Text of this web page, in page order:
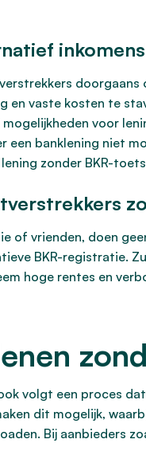
en vaste kosten te
voor
een banklening niet
zonder BKR-
of vrienden, doen
BKR-registratie.
hoge rentes en
volgt een proces
dit mogelijk,
Bij aanbieders